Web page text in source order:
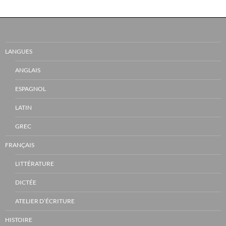
LANGUES
ANGLAIS
ESPAGNOL
LATIN
GREC
FRANÇAIS
LITTÉRATURE
DICTÉE
ATELIER D’ÉCRITURE
HISTOIRE